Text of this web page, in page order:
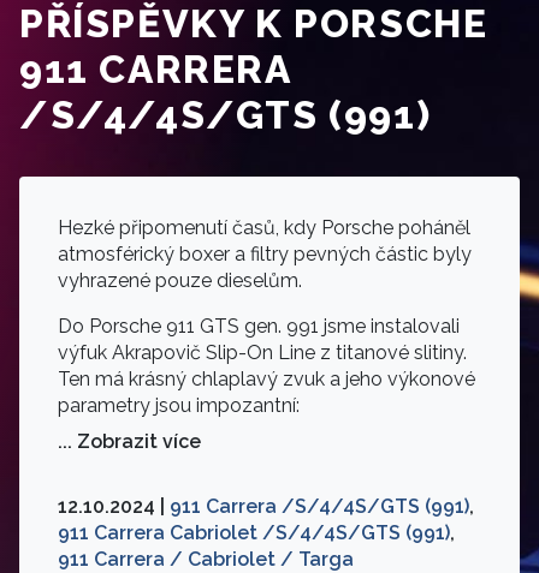
PŘÍSPĚVKY K PORSCHE
911 CARRERA
/S/4/4S/GTS (991)
Hezké připomenutí časů, kdy Porsche poháněl
atmosférický boxer a filtry pevných částic byly
vyhrazené pouze dieselům.
Do Porsche 911 GTS gen. 991 jsme instalovali
výfuk Akrapovič Slip-On Line z titanové slitiny.
Ten má krásný chlaplavý zvuk a jeho výkonové
parametry jsou impozantní:
... Zobrazit více
12.10.2024 | 911 Carrera /S/4/4S/GTS (991),
911 Carrera Cabriolet /S/4/4S/GTS (991),
911 Carrera / Cabriolet / Targa